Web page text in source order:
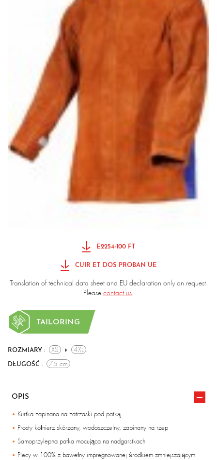
E2254-100 FT
CUIR ET DOS PROBAN UE
Translation of technical data sheet and EU declaration only on request.
Please contact us.
TAILORING
ROZMIARY : XS 4XL
DŁUGOŚĆ : 75 cm
OPIS
Kurtka zapinana na zatrzaski pod patką
Prosty kołnierz skórzany, wodoszczelny, zapinany na rzep
Samoprzylepna patka mocująca na nadgarstkach
Plecy w 100% z bawełny impregnowanej środkiem zmniejszającym